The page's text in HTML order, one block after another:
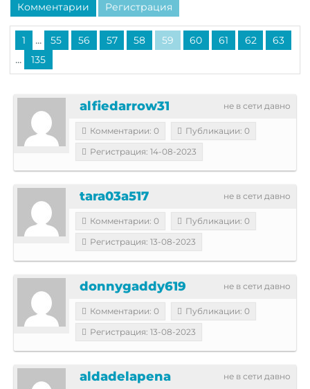
Комментарии
Регистрация
1 ... 55 56 57 58 59 60 61 62 63
... 135
не в сети давно
alfiedarrow31
Комментарии: 0
Публикации: 0
Регистрация: 14-08-2023
не в сети давно
tara03a517
Комментарии: 0
Публикации: 0
Регистрация: 13-08-2023
не в сети давно
donnygaddy619
Комментарии: 0
Публикации: 0
Регистрация: 13-08-2023
не в сети давно
aldadelapena